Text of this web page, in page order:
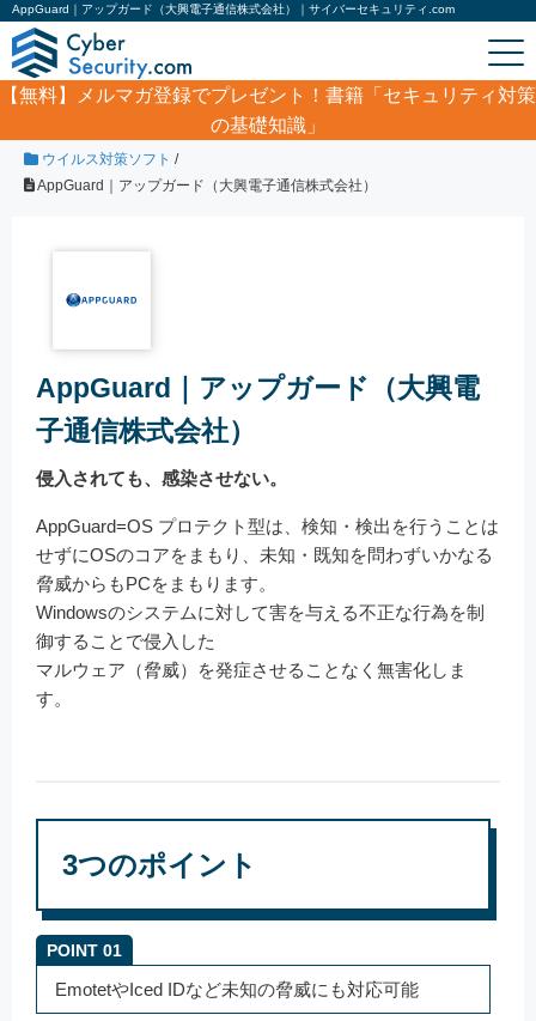
AppGuard｜アップガード（大興電子通信株式会社）｜サイバーセキュリティ.com
【無料】
メルマガ登録でプレゼント！書籍「セキュリティ対策
の基礎知識」
製品・サービス/ コンピュータシステム
ウイルス対策ソフト /
AppGuard｜アップガード（大興電子通信株式会社）
AppGuard｜アップガード（大興電
子通信株式会社）
侵入されても、感染させない。
AppGuard=OS プロテクト型は、検知・検出を行うことは
せずにOSのコアをまもり、未知・既知を問わずいかなる
脅威からもPCをまもります。
Windowsのシステムに対して害を与える不正な行為を制
御することで侵入した
マルウェア（脅威）を発症させることなく無害化しま
す。
3つのポイント
POINT 01
EmotetやIced IDなど未知の脅威にも対応可能